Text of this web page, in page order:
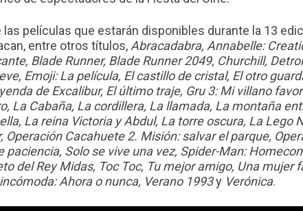
las películas que estarán disponibles durante la 13
entre otros títulos, Abracadabra, Annabelle:
Blade Runner, Blade Runner 2049, Churchill,
Emoji: La película, El castillo de cristal, El otro
de Excalibur, El último traje, Gru 3: Mi villano
La Cabaña, La cordillera, La llamada, La montaña
La reina Victoria y Abdul, La torre oscura, La Lego
Operación Cacahuete 2. Misión: salvar el parque,
paciencia, Solo se vive una vez, Spider-Man:
del Rey Midas, Toc Toc, Tu mejor amigo, Una mujer
Ahora o nunca, Verano 1993y Verónica.